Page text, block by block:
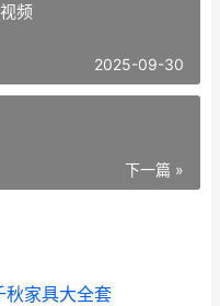
频
2025-09-30
下一篇 »
秋家具大全套